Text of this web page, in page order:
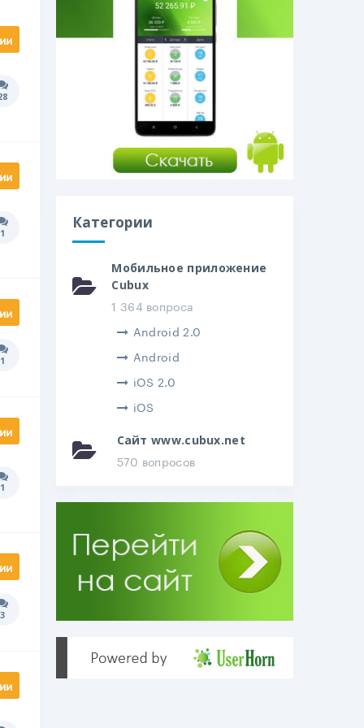
Количество ответов:
Количество ответов:
1
Количество ответов:
1
Количество ответов:
1
Количество ответов:
3
Категории
Мобильное приложение
Cubux
1 364 вопроса
Android 2.0
Android
iOS 2.0
iOS
Сайт www.cubux.net
570 вопросов